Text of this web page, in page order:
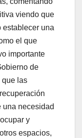
viendo que
establecer una
el que
importante
de
que las
una necesidad
y
espacios,